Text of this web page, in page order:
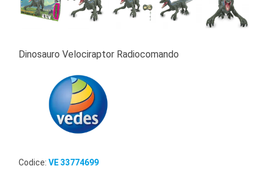
Dinosauro Velociraptor Radiocomando
Codice:VE 33774699